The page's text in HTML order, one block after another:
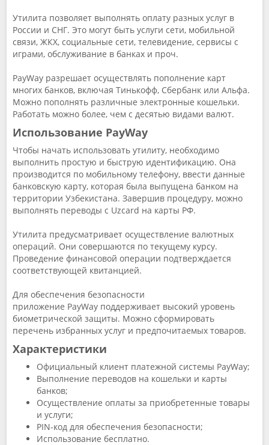
Утилита позволяет выполнять оплату разных услуг в
России и СНГ. Это могут быть услуги сети, мобильной
связи, ЖКХ, социальные сети, телевидение, сервисы с
играми, обслуживание в банках и проч.
PayWay разрешает осуществлять пополнение карт
многих банков, включая Тинькофф, Сбербанк или Альфа.
Можно пополнять различные электронные кошельки.
Работать можно более, чем с десятью видами валют.
Использование PayWay
Чтобы начать использовать утилиту, необходимо
выполнить простую и быструю идентификацию. Она
производится по мобильному телефону, ввести данные
банковскую карту, которая была выпущена банком на
территории Узбекистана. Завершив процедуру, можно
выполнять переводы с Uzcard на карты РФ.
Утилита предусматривает осуществление валютных
операций. Они совершаются по текущему курсу.
Проведение финансовой операции подтверждается
соответствующей квитанцией.
Для обеспечения безопасности
приложение PayWay поддерживает высокий уровень
биометрической защиты. Можно сформировать
перечень избранных услуг и предпочитаемых товаров.
Характеристики
Официальный клиент платежной системы PayWay;
Выполнение переводов на кошельки и карты
банков;
Осуществление оплаты за приобретенные товары
и услуги;
PIN-код для обеспечения безопасности;
Использование бесплатно.